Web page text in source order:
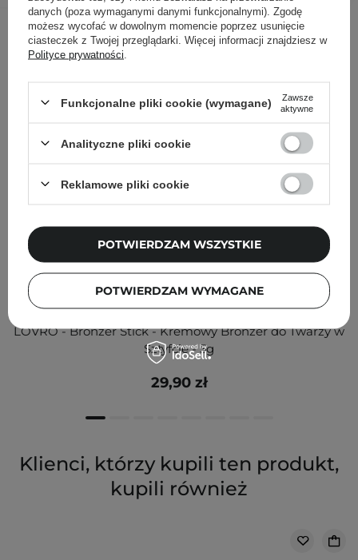
Inni klienci sprawdzali również
LOVRO - Bronzer Stick - Kremowy Bronzer do Twarzy w
Sztyfcie - 5g
29,90 zł
Klienci, którzy kupili ten produkt,
kupili również
danych (poza wymaganymi danymi funkcjonalnymi). Zgodę
możesz wycofać w dowolnym momencie poprzez usunięcie
ciasteczek z Twojej przeglądarki. Więcej informacji znajdziesz w
Polityce prywatności
Funkcjonalne pliki cookie (wymagane)
Zawsze
aktywne
Analityczne pliki cookie
Reklamowe pliki cookie
POTWIERDZAM WYMAGANE
POTWIERDZAM WSZYSTKIE